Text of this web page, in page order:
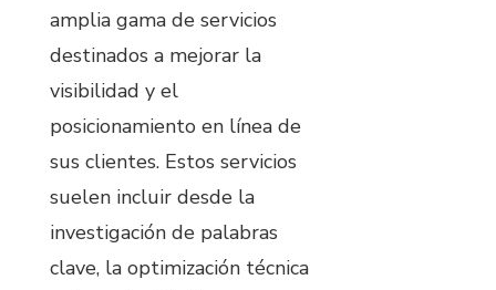
amplia gama de servicios
destinados a mejorar la
visibilidad y el
posicionamiento en línea de
sus clientes. Estos servicios
suelen incluir desde la
investigación de palabras
clave, la optimización técnica